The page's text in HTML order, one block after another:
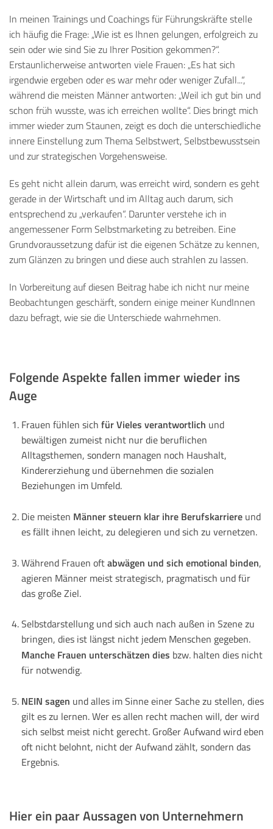
In meinen Trainings und Coachings für Führungskräfte stelle
ich häufig die Frage: „Wie ist es Ihnen gelungen, erfolgreich zu
sein oder wie sind Sie zu Ihrer Position gekommen?“.
Erstaunlicherweise antworten viele Frauen: „Es hat sich
irgendwie ergeben oder es war mehr oder weniger Zufall...“,
während die meisten Männer antworten: „Weil ich gut bin und
schon früh wusste, was ich erreichen wollte“. Dies bringt mich
immer wieder zum Staunen, zeigt es doch die unterschiedliche
innere Einstellung zum Thema Selbstwert, Selbstbewusstsein
und zur strategischen Vorgehensweise.
Es geht nicht allein darum, was erreicht wird, sondern es geht
gerade in der Wirtschaft und im Alltag auch darum,sich
entsprechend zu „verkaufen“. Darunter verstehe ich in
angemessener Form Selbstmarketing zu betreiben. Eine
Grundvoraussetzung dafür ist die eigenen Schätze zu kennen,
zum Glänzen zu bringen und diese auch strahlen zu lassen.
In Vorbereitung auf diesen Beitrag habe ich nicht nur meine
Beobachtungen geschärft, sondern einige meiner KundInnen
dazu befragt, wie sie die Unterschiede wahrnehmen.
Folgende Aspekte fallen immer wieder ins
Auge
Frauen fühlen sich für Vieles verantwortlich und
bewältigen zumeist nicht nur die beruflichen
Alltagsthemen, sondern managen noch Haushalt,
Kindererziehung und übernehmen die sozialen
Beziehungen im Umfeld.
Die meisten Männer steuern klar ihre Berufskarriere und
es fällt ihnen leicht, zu delegieren und sich zu vernetzen.
Während Frauen oftabwägen und sich emotional binden,
agieren Männer meist strategisch, pragmatisch und für
das große Ziel.
Selbstdarstellung und sich auch nach außen in Szene zu
bringen, dies ist längst nicht jedem Menschen gegeben.
Manche Frauen unterschätzen dies bzw. halten dies nicht
für notwendig.
NEIN sagen und alles im Sinne einer Sache zu stellen, dies
gilt es zu lernen. Wer es allen recht machen will, der wird
sich selbst meist nicht gerecht. Großer Aufwand wird eben
oft nicht belohnt, nicht der Aufwand zählt, sondern das
Ergebnis.
Hier ein paar Aussagen von Unternehmern